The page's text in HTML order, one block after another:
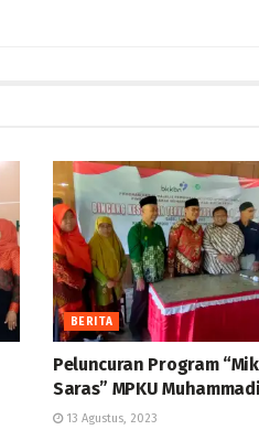
BERITA
Peluncuran Program
Saras” MPKU
13 Agustus, 2023